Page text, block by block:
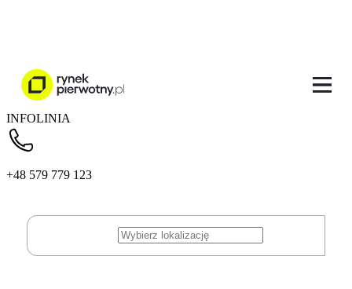
INFOLINIA
+48 579 779 123